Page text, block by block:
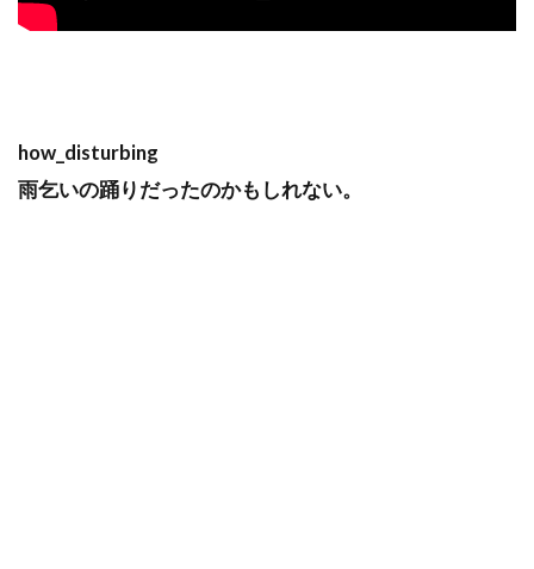
how_disturbing
雨乞いの踊りだったのかもしれない。